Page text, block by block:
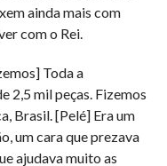
ainda mais com
com o Rei.
Toda a
2,5 mil peças. Fizemos
Brasil. [Pelé] Era um
um cara que prezava
ajudava muito as